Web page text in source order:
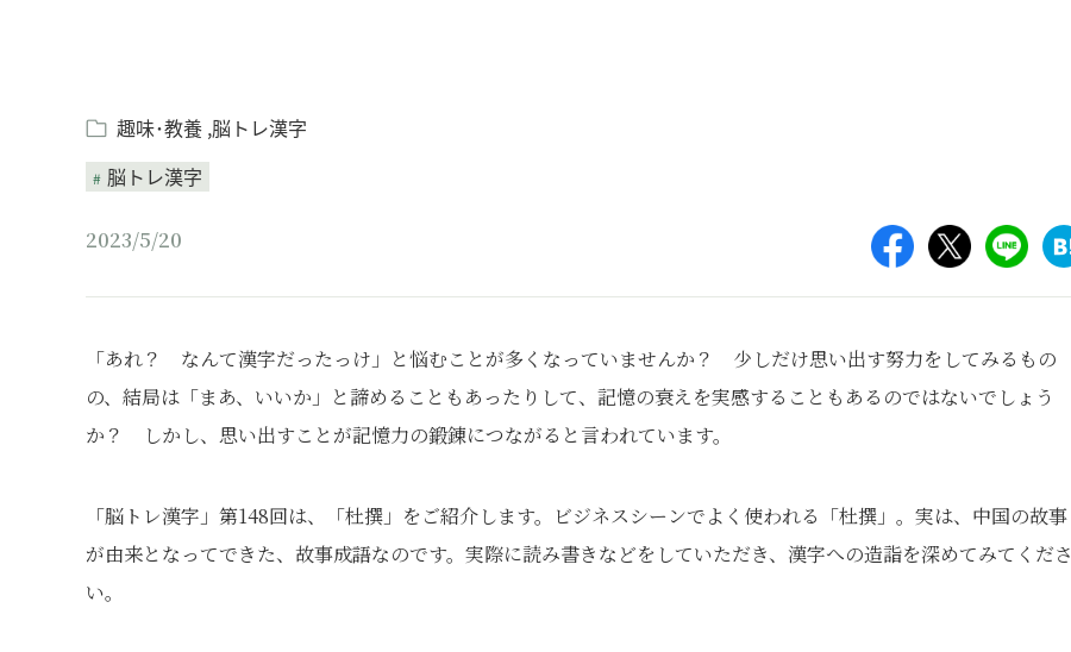
趣味･教養 脳トレ漢字
脳トレ漢字
2023/5/20
「あれ？ なんて漢字だったっけ」と悩むことが多くなっていませんか？ 少しだけ思い出す努力をしてみるもの
の、結局は「まあ、いいか」と諦めることもあったりして、記憶の衰えを実感することもあるのではないでしょう
か？ しかし、思い出すことが記憶力の鍛錬につながると言われています。
「脳トレ漢字」第148回は、「杜撰」をご紹介します。ビジネスシーンでよく使われる「杜撰」。実は、中国の故事
が由来となってできた、故事成語なのです。実際に読み書きなどをしていただき、漢字への造詣を深めてみてくださ
い。